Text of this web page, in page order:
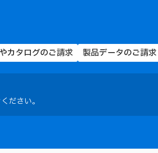
カタログのご請求 製品データのご請求
ださい。